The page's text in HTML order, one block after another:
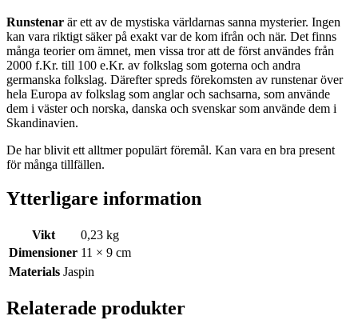
Runstenar är ett av de mystiska världarnas sanna mysterier. Ingen
kan vara riktigt säker på exakt var de kom ifrån och när. Det finns
många teorier om ämnet, men vissa tror att de först användes från
2000 f.Kr. till 100 e.Kr. av folkslag som goterna och andra
germanska folkslag. Därefter spreds förekomsten av runstenar över
hela Europa av folkslag som anglar och sachsarna, som använde
dem i väster och norska, danska och svenskar som använde dem i
Skandinavien.
De har blivit ett alltmer populärt föremål. Kan vara en bra present
för många tillfällen.
Ytterligare information
Vikt
0,23 kg
Dimensioner 11 × 9 cm
Materials Jaspin
Relaterade produkter